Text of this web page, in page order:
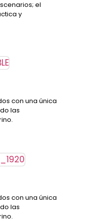
el
y
con una única
las
con una única
las